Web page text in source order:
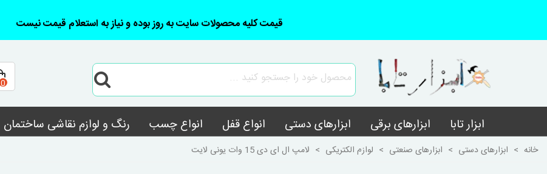
قیمت کلیه محصولات سایت به روز بوده و نیاز به استعلام قیمت نیست
0
ابزار تابا ابزارهای برقی ابزارهای دستی انواع قفل انواع چسب رنگ و لوازم نقاشی ساختمان
خانه > ابزارهای دستی > ابزارهای صنعتی > لوازم الکتریکی > لامپ ال ای دی 15 وات یونی لایت